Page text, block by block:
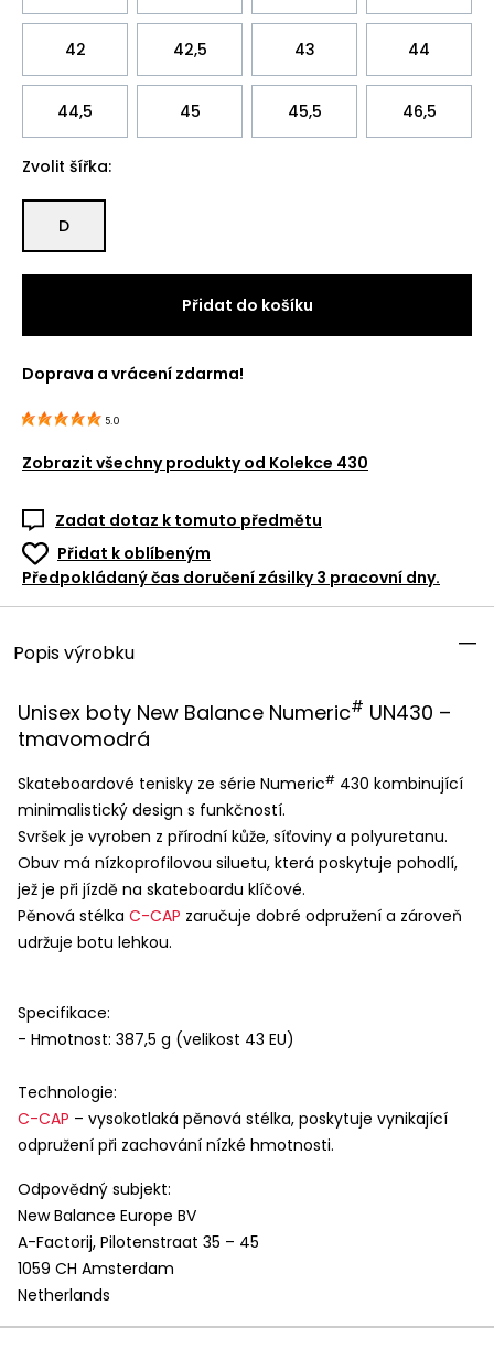
42 42,5 43 44
44,5 45 45,5 46,5
Zvolit šířka:
D
Přidat do košíku
Doprava a vrácení zdarma!
5.0
Zobrazit všechny produkty od Kolekce 430
Zadat dotaz k tomuto předmětu
Přidat k oblíbeným
Předpokládaný čas doručení zásilky 3 pracovní dny.
Popis výrobku
Unisex boty New Balance Numeric# UN430 –
tmavomodrá
Skateboardové tenisky ze série Numeric# 430 kombinující
minimalistický design s funkčností.
Svršek je vyroben z přírodní kůže, síťoviny a polyuretanu.
Obuv má nízkoprofilovou siluetu, která poskytuje pohodlí,
jež je při jízdě na skateboardu klíčové.
Pěnová stélka C-CAP zaručuje dobré odpružení a zároveň
udržuje botu lehkou.
Specifikace:
- Hmotnost: 387,5 g (velikost 43 EU)
Technologie:
C-CAP – vysokotlaká pěnová stélka, poskytuje vynikající
odpružení při zachování nízké hmotnosti.
Odpovědný subjekt:
New Balance Europe BV
A-Factorij, Pilotenstraat 35 – 45
1059 CH Amsterdam
Netherlands